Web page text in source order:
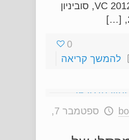
שארדונה VC 2012, סוביניון
0
להמשך קריאה
ספטמבר 7,